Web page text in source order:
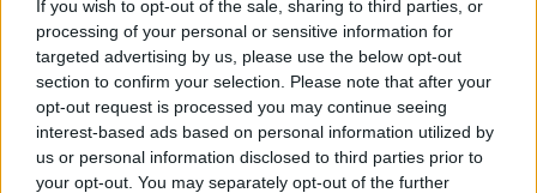
If you wish to opt-out of the sale, sharing to third parties, or
processing of your personal or sensitive information for
targeted advertising by us, please use the below opt-out
section to confirm your selection. Please note that after your
opt-out request is processed you may continue seeing
interest-based ads based on personal information utilized by
us or personal information disclosed to third parties prior to
your opt-out. You may separately opt-out of the further
10:58
Δεκαπενταύγουστος: Πώς αμείβονται οι εργαζόμενοι για
την αργία
10:53
Πότε πληρώνονται οι συντάξεις Σεπτεμβρίου